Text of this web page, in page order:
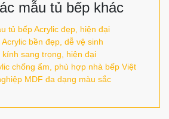
mẫu tủ bếp khác
tủ bếp Acrylic đẹp, hiện đại
bền đẹp, dễ vệ sinh
sang trọng, hiện đại
chống ẩm, phù hợp nhà bếp Việt
MDF đa dạng màu sắc